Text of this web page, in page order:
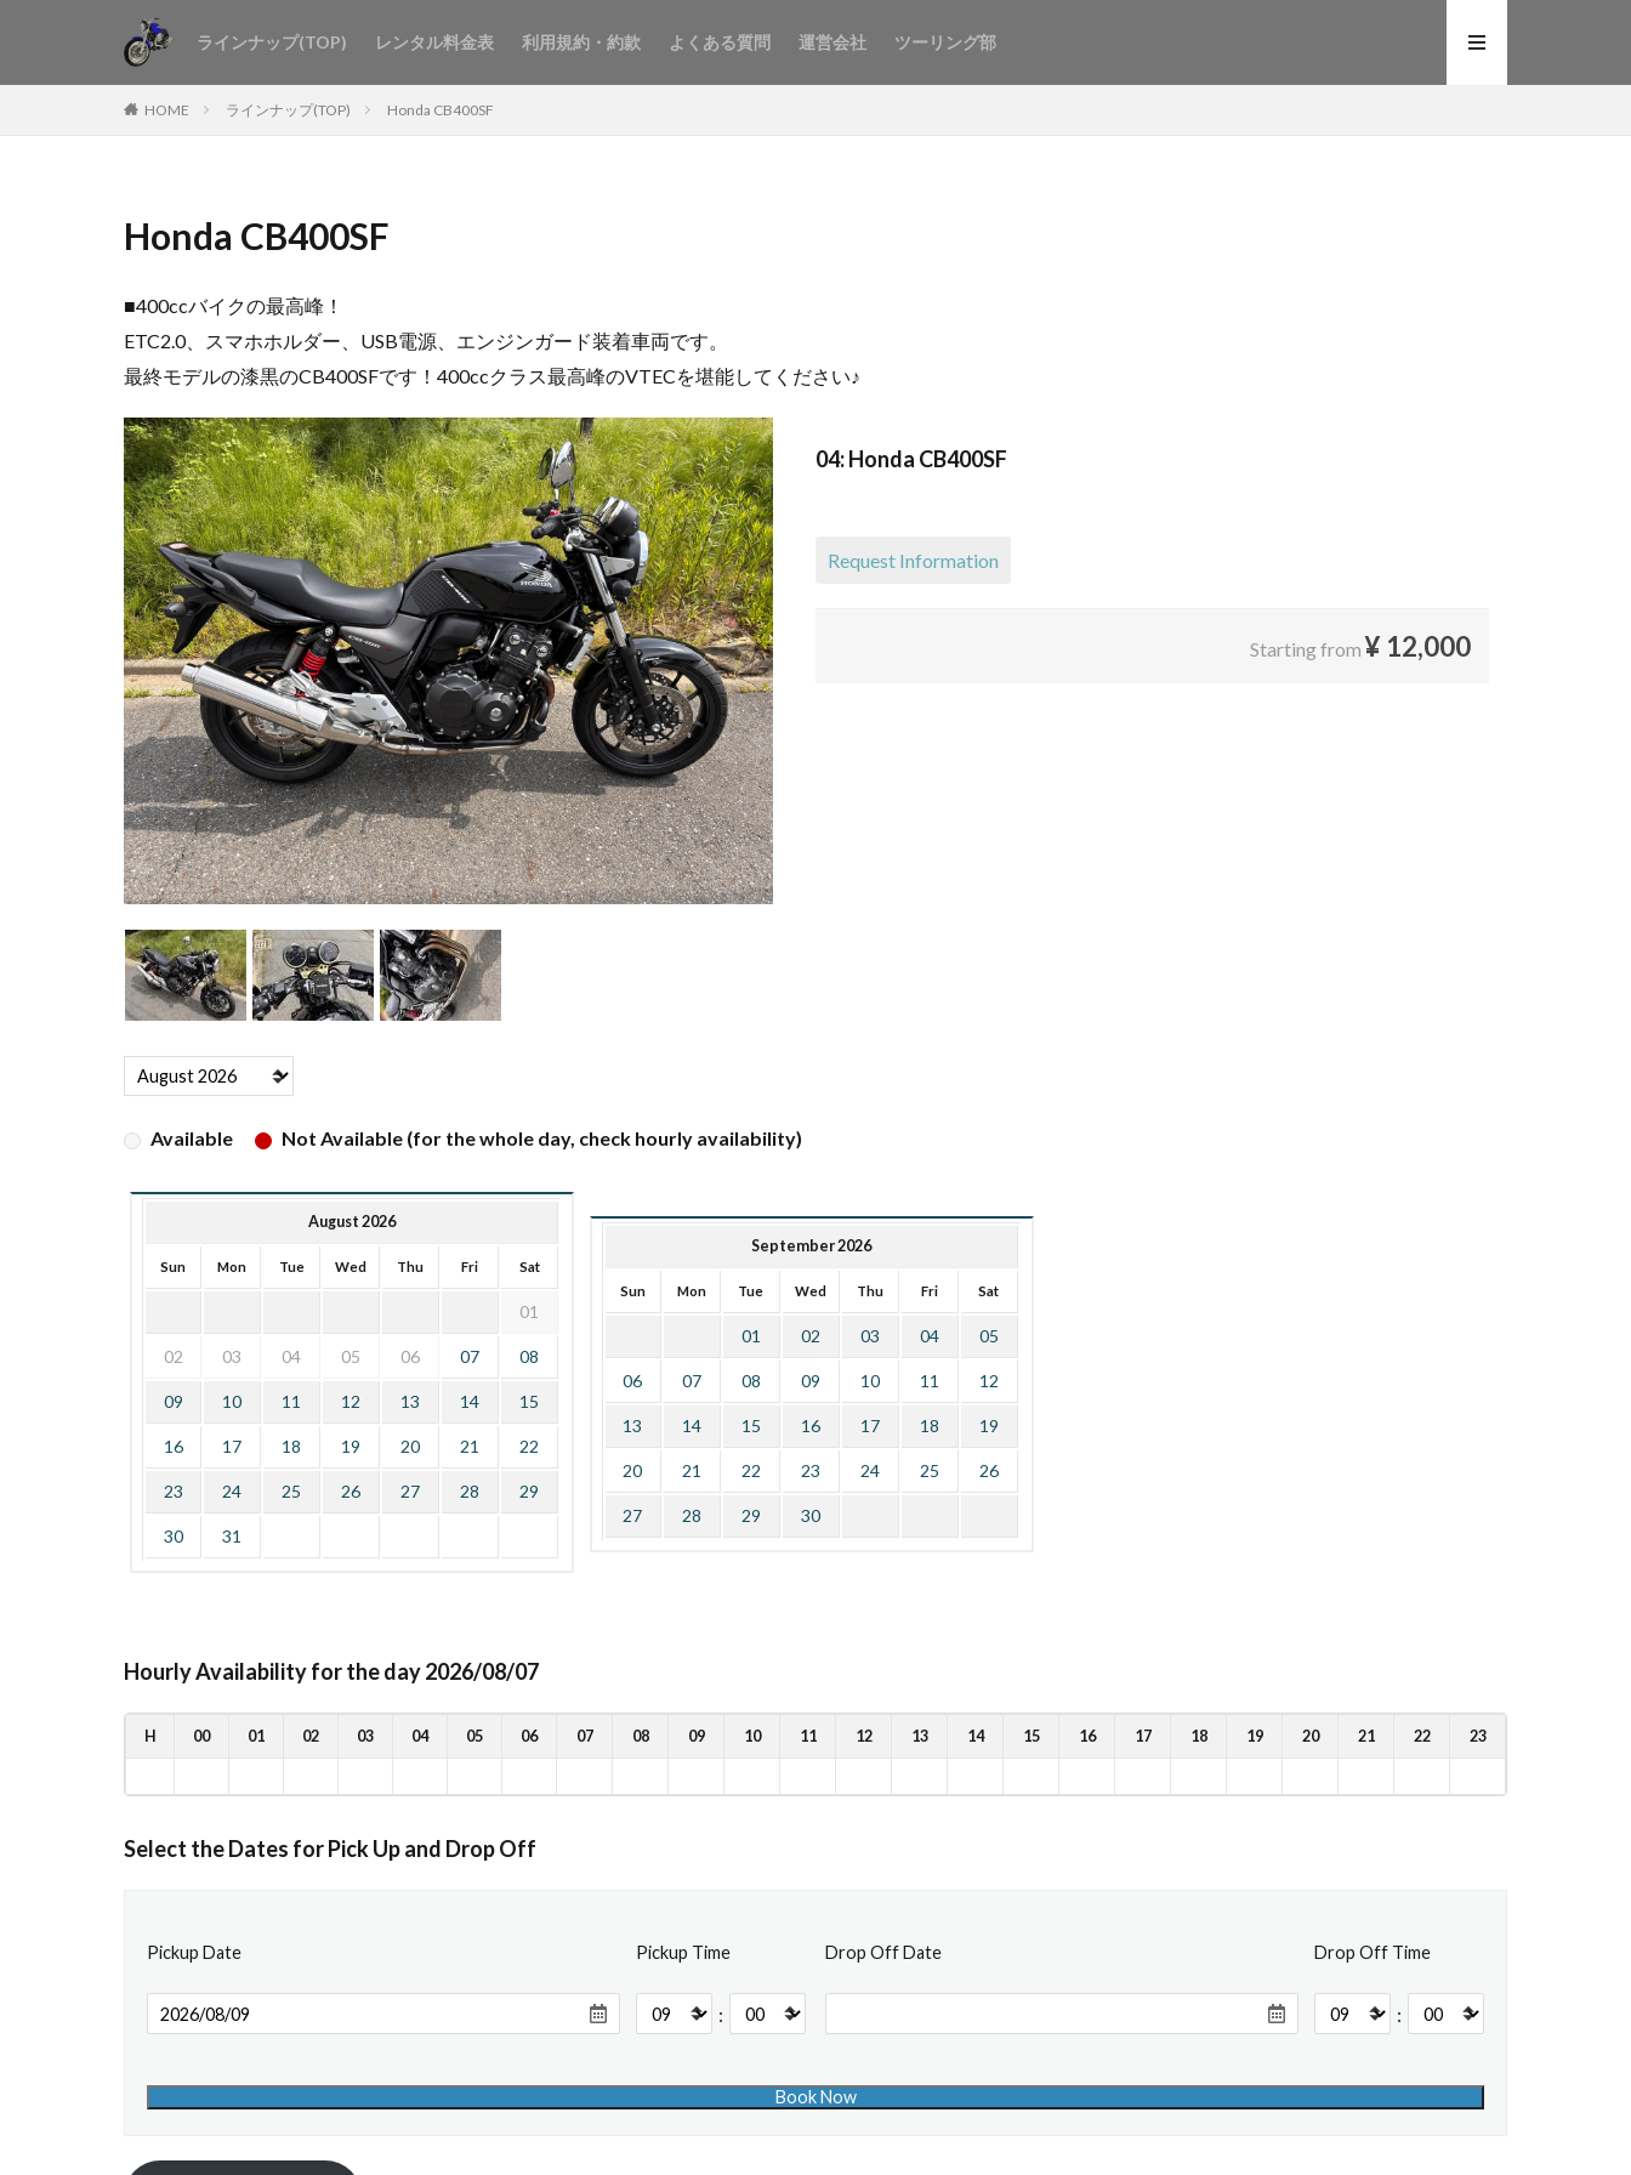
ラインナップ(TOP) レンタル料金表 利用規約・約款 よくある質問 運営会社 ツーリング部
HOME ラインナップ(TOP) Honda CB400SF
Honda CB400SF
■400ccバイクの最高峰！
ETC2.0、スマホホルダー、USB電源、エンジンガード装着車両です。
最終モデルの漆黒のCB400SFです！400ccクラス最高峰のVTECを堪能してください♪
04: Honda CB400SF
Request Information
Starting from ¥ 12,000
Available Not Available (for the whole day, check hourly availability)
August 2026
Sun Mon Tue Wed Thu Fri Sat
01
02 03 04 05 06 07 08
09 10 11 12 13 14 15
16 17 18 19 20 21 22
23 24 25 26 27 28 29
30 31
September 2026
Sun Mon Tue Wed Thu Fri Sat
01 02 03 04 05
06 07 08 09 10 11 12
13 14 15 16 17 18 19
20 21 22 23 24 25 26
27 28 29 30
Hourly Availability for the day 2026/08/07
H 00 01 02 03 04 05 06 07 08 09 10 11 12 13 14 15 16 17 18 19 20 21 22 23
Select the Dates for Pick Up and Drop Off
Pickup Date Pickup Time
:
Drop Off Date Drop Off Time
: